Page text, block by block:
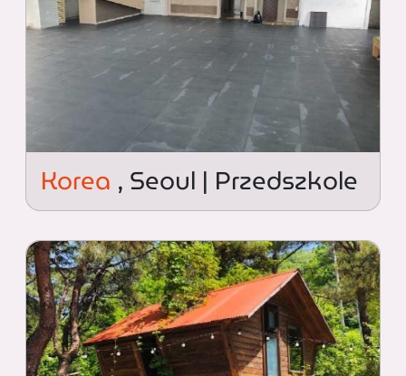
Korea , Seoul | Przedszkole